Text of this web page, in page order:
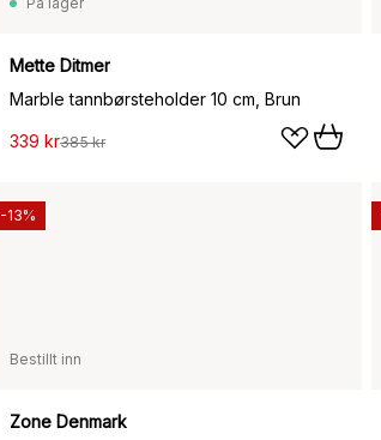
Mette Ditmer
Marble tannbørsteholder 10 cm, Brun
339 kr385 kr
Bestillt inn
Zone Denmark
-13%